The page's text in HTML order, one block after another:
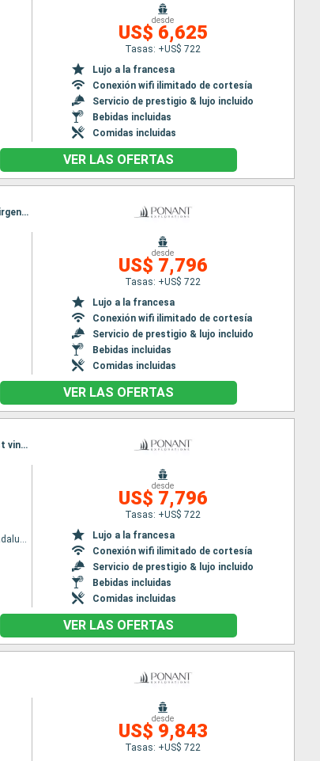
desde
US$ 6,625
Tasas: +US$ 722
Lujo a la francesa
Conexión wifi ilimitado de cortesía
Servicio de prestigio & lujo incluido
Bebidas incluidas
Comidas incluidas
VER LAS OFERTAS
Itinerario : Bahia Marigot, Isla Sandy, Spanish Town, Île de Cooper, Norman Island, Jost Van Dyke, Islas Virgenes, Dog Island, Bahia Marigot
desde
US$ 7,796
Tasas: +US$ 722
Lujo a la francesa
Conexión wifi ilimitado de cortesía
Servicio de prestigio & lujo incluido
Bebidas incluidas
Comidas incluidas
VER LAS OFERTAS
Itinerario : Pointe a pitre (Guadalupe), Anses d'Arlet, Tobago Cays, Isla Sandy, Soufriere, Port Elisabeth st vincent, Portsmouth ( La Dominique) , Marie Galante, Pointe a pitre (Guadalupe)
Pointe a pitre (Guadalupe)
desde
US$ 7,796
Tasas: +US$ 722
Lujo a la francesa
Conexión wifi ilimitado de cortesía
Servicio de prestigio & lujo incluido
Bebidas incluidas
Comidas incluidas
VER LAS OFERTAS
desde
US$ 9,843
Tasas: +US$ 722